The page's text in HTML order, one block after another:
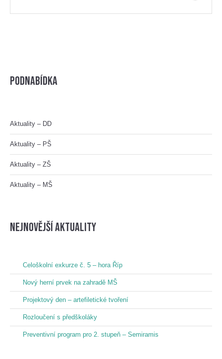
Podnabídka
Aktuality – DD
Aktuality – PŠ
Aktuality – ZŠ
Aktuality – MŠ
nejnovější aktuality
Celoškolní exkurze č. 5 – hora Říp
Nový herní prvek na zahradě MŠ
Projektový den – artefiletické tvoření
Rozloučení s předškoláky
Preventivní program pro 2. stupeň – Semiramis